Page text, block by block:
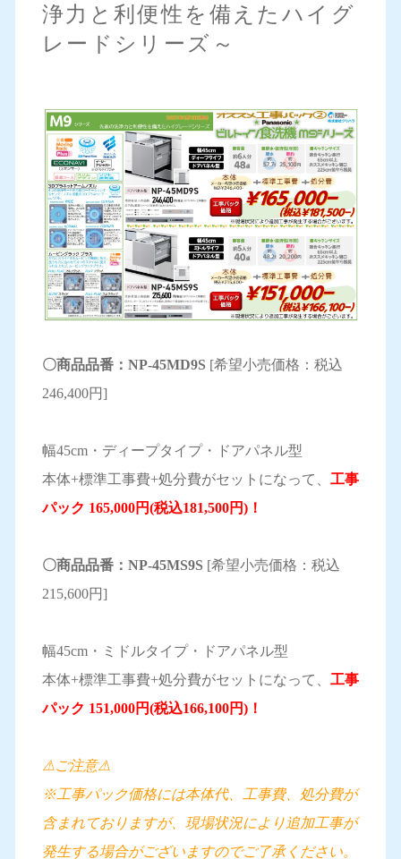
浄力と利便性を備えたハイグ
レードシリーズ～
〇商品品番：NP-45MD9S[希望小売価格：税込
246,400円]
幅45cm・ディープタイプ・ドアパネル型
本体+標準工事費+処分費がセットになって、 工事
パック 165,000円(税込181,500円)！
〇商品品番：NP-45MS9S[希望小売価格：税込
215,600円]
幅45cm・ミドルタイプ・ドアパネル型
本体+標準工事費+処分費がセットになって、 工事
パック 151,000円(税込166,100円)！
⚠ご注意⚠
※工事パック価格には本体代、工事費、処分費が
含まれておりますが、現場状況により追加工事が
発生する場合がございますのでご了承ください。